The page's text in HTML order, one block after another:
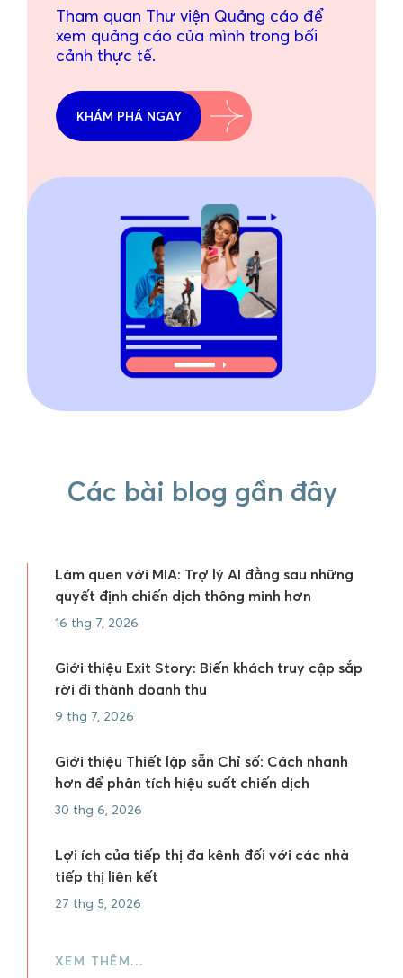
Tham quan Thư viện Quảng cáo để
xem quảng cáo của mình trong bối
cảnh thực tế.
KHÁM PHÁ NGAY
Các bài blog gần đây
Làm quen với MIA: Trợ lý AI đằng sau những
quyết định chiến dịch thông minh hơn
16 thg 7, 2026
Giới thiệu Exit Story: Biến khách truy cập sắp
rời đi thành doanh thu
9 thg 7, 2026
Giới thiệu Thiết lập sẵn Chỉ số: Cách nhanh
hơn để phân tích hiệu suất chiến dịch
30 thg 6, 2026
Lợi ích của tiếp thị đa kênh đối với các nhà
tiếp thị liên kết
27 thg 5, 2026
XEM THÊM…